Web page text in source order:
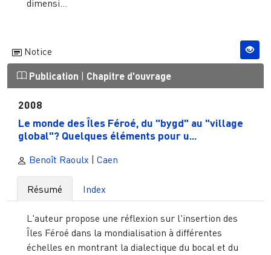
dimensi...
Notice
Publication | Chapitre d'ouvrage
2008
Le monde des Îles Féroé, du "bygd" au "village
global"? Quelques éléments pour u...
Benoît Raoulx | Caen
Résumé Index
L'auteur propose une réflexion sur l'insertion des
Îles Féroé dans la mondialisation à différentes
échelles en montrant la dialectique du bocal et du